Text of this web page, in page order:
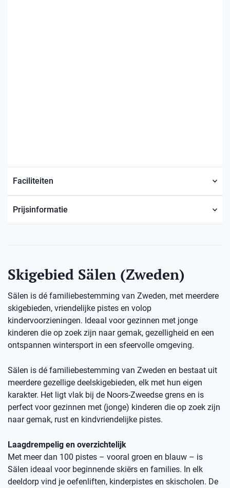
Faciliteiten
Prijsinformatie
Skigebied Sälen (Zweden)
Sälen is dé familiebestemming van Zweden, met meerdere
skigebieden, vriendelijke pistes en volop
kindervoorzieningen. Ideaal voor gezinnen met jonge
kinderen die op zoek zijn naar gemak, gezelligheid en een
ontspannen wintersport in een sfeervolle omgeving.
Sälen is dé familiebestemming van Zweden en bestaat uit
meerdere gezellige deelskigebieden, elk met hun eigen
karakter. Het ligt vlak bij de Noors-Zweedse grens en is
perfect voor gezinnen met (jonge) kinderen die op zoek zijn
naar gemak, rust en kindvriendelijke pistes.
Laagdrempelig en overzichtelijk
Met meer dan 100 pistes – vooral groen en blauw – is
Sälen ideaal voor beginnende skiërs en families. In elk
deeldorp vind je oefenliften, kinderpistes en skischolen. De